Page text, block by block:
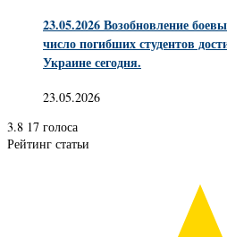
23.05.2026 Возобновление
число погибших студентов
Украине сегодня.
23.05.2026
3.8 17 голоса
Рейтинг статьи